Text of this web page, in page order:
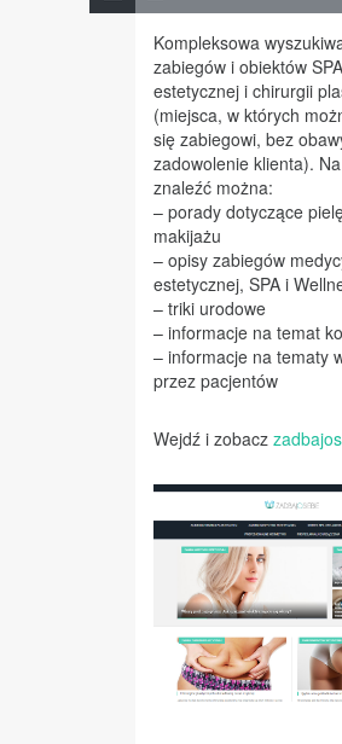
Kompleksowa
zabiegów i obiektów
estetycznej i chirurgii
(miejsca, w których
się zabiegowi, bez
zadowolenie klienta).
znaleźć można:
– porady dotyczące
makijażu
– opisy zabiegów
estetycznej, SPA i
– triki urodowe
– informacje na temat
– informacje na tematy
przez pacjentów
Wejdź i zobacz